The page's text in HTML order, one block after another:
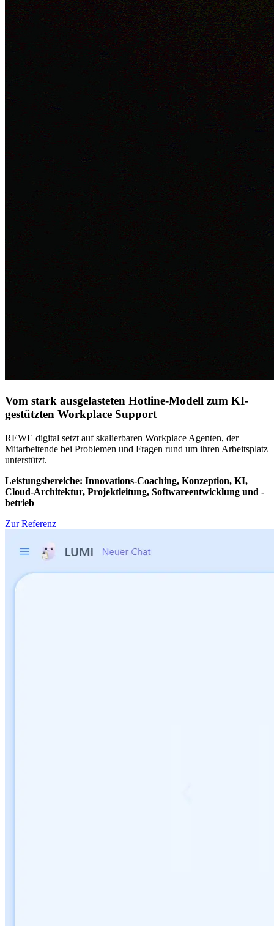
Vom stark ausgelasteten Hotline-Modell zum KI-
gestützten Workplace Support
REWE digital setzt auf skalierbaren Workplace Agenten, der
Mitarbeitende bei Problemen und Fragen rund um ihren Arbeitsplatz
unterstützt.
Leistungsbereiche: Innovations-Coaching, Konzeption, KI,
Cloud-Architektur, Projektleitung, Softwareentwicklung und -
betrieb
Zur Referenz